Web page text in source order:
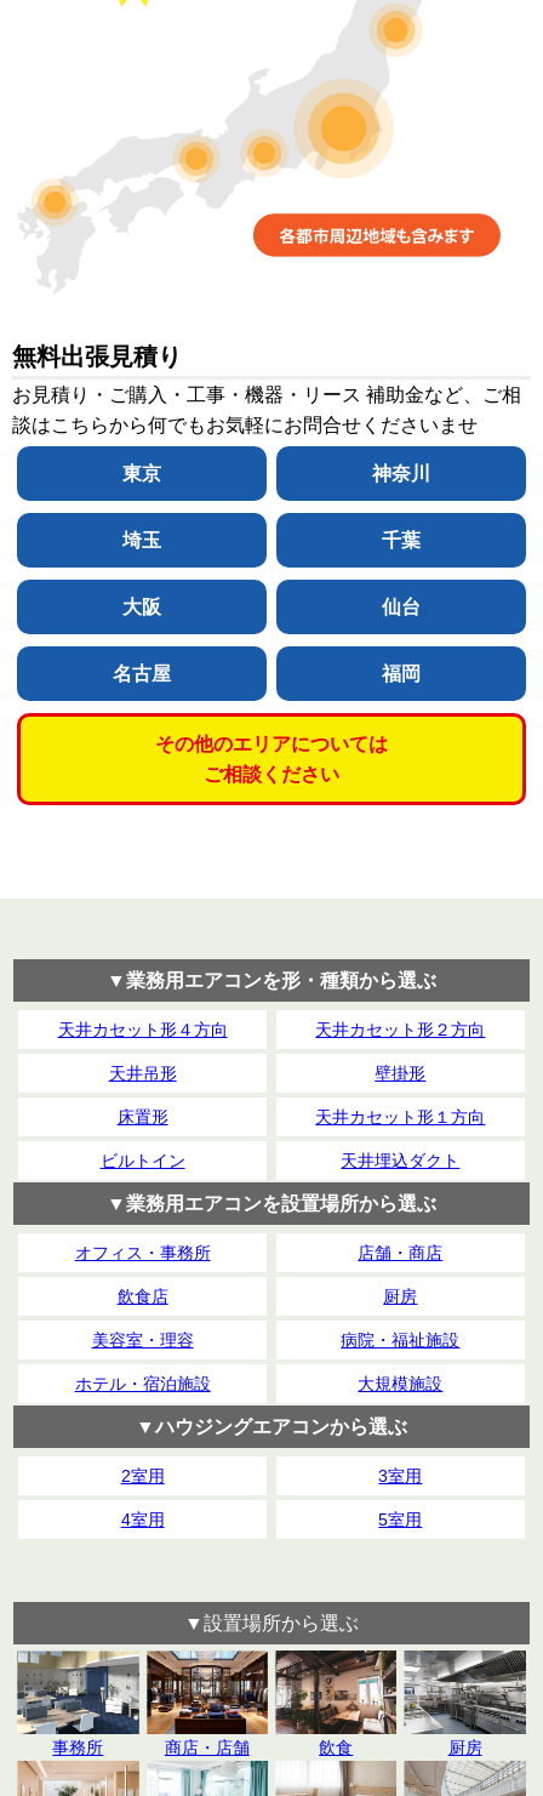
無料出張見積り
お見積り・ご購入・工事・機器・リース 補助金など、ご相
談はこちらから何でもお気軽にお問合せくださいませ
東京 神奈川
埼玉 千葉
大阪 仙台
名古屋 福岡
その他のエリアについては
ご相談ください
▼業務用エアコンを形・種類から選ぶ
天井カセット形４方向 天井カセット形２方向
天井吊形 壁掛形
床置形 天井カセット形１方向
ビルトイン 天井埋込ダクト
▼業務用エアコンを設置場所から選ぶ
オフィス・事務所 店舗・商店
飲食店 厨房
美容室・理容 病院・福祉施設
ホテル・宿泊施設 大規模施設
▼ハウジングエアコンから選ぶ
2室用 3室用
4室用 5室用
▼設置場所から選ぶ
事務所 商店・店舗 飲食 厨房